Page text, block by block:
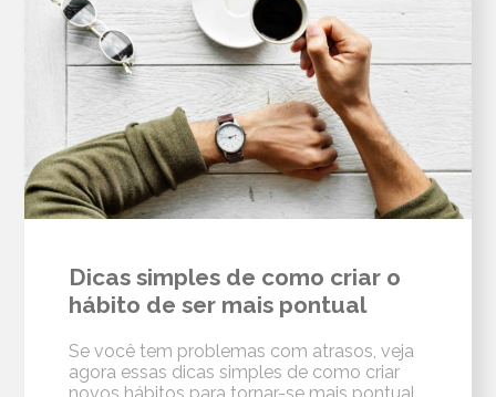
Dicas simples de como criar o
hábito de ser mais pontual
Se você tem problemas com atrasos, veja
agora essas dicas simples de como criar